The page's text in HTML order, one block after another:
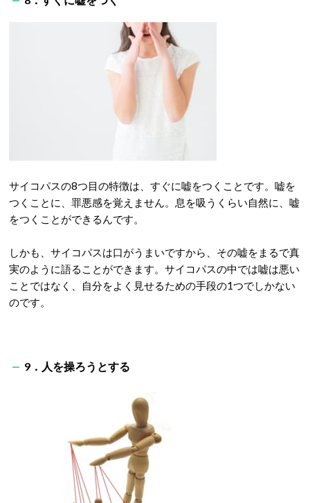
サイコパスの8つ目の特徴は、すぐに嘘をつくことです。嘘を
つくことに、罪悪感を覚えません。息を吸うくらい自然に、嘘
をつくことができるんです。
しかも、サイコパスは口がうまいですから、その嘘をまるで真
実のように語ることができます。サイコパスの中では嘘は悪い
ことではなく、自分をよく見せるための手段の1つでしかない
のです。
9．人を操ろうとする